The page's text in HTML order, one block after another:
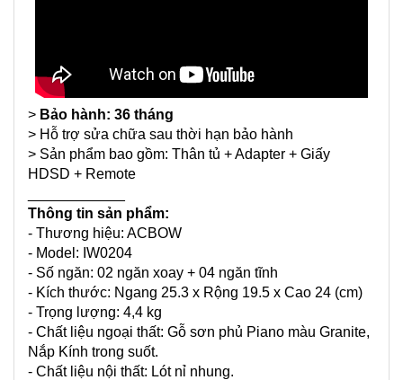
> Bảo hành: 36 tháng
> Hỗ trợ sửa chữa sau thời hạn bảo hành
> Sản phẩm bao gồm: Thân tủ + Adapter + Giấy
HDSD + Remote
Thông tin sản phẩm:
- Thương hiệu: ACBOW
- Model: IW0204
- Số ngăn: 02 ngăn xoay + 04 ngăn tĩnh
- Kích thước: Ngang 25.3 x Rộng 19.5 x Cao 24 (cm)
- Trọng lượng: 4,4 kg
- Chất liệu ngoại thất: Gỗ sơn phủ Piano màu Granite,
Nắp Kính trong suốt.
- Chất liệu nội thất: Lót nỉ nhung.